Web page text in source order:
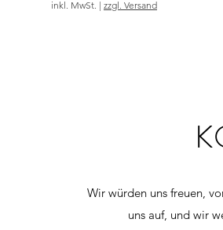
inkl. MwSt. | zzgl. Versand
Wir würden uns freuen,
uns auf, und wir